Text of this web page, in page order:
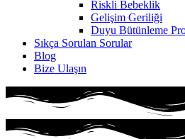
Riskli Bebeklik
Gelişim Geriliği
Duyu Bütünleme
Sıkça Sorulan Sorular
Blog
Bize Ulaşın